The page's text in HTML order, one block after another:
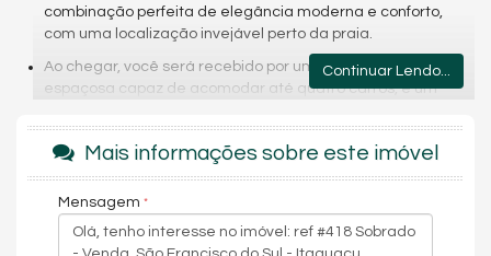
combinação perfeita de elegância moderna e conforto,
com uma localização invejável perto da praia.
Ao chegar, você será recebido por uma vaga de garagem
espaçosa capaz de acomodar até quatro carros, e um
imóvel, proporcionando privacidade e amplas
possibilidades de lazer ao ar livre.
encantado por um impressionante pé direito alto, que
destaca um belíssimo lustre, adicionando um toque de
sofisticação imediata. O layout do térreo é aberto e
Continuar Lendo...
Mais informações sobre este imóvel
Mensagem